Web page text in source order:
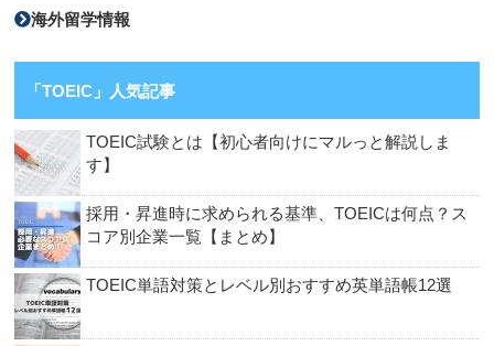
海外留学情報
「TOEIC」人気記事
TOEIC試験とは【初心者向けにマルっと解説しま
す】
採用・昇進時に求められる基準、TOEICは何点？ス
コア別企業一覧【まとめ】
TOEIC単語対策とレベル別おすすめ英単語帳12選